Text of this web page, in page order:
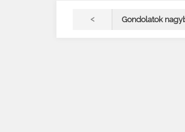
< Gondolatok